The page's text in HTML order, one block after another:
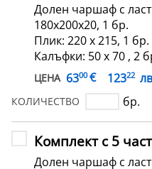
Долен чаршаф с
180х200х20, 1 бр.
Плик: 220 х 215, 1 бр.
Калъфки: 50 х 70 , 2
ЦЕНА 6300 € 12322
КОЛИЧЕСТВО бр.
Комплект с 5
Долен чаршаф с